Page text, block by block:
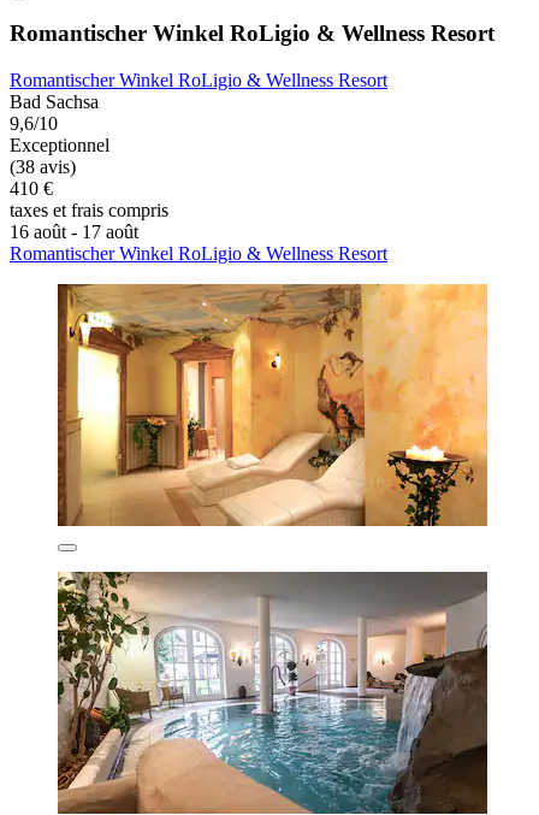
Romantischer Winkel RoLigio & Wellness Resort
Romantischer Winkel RoLigio & Wellness Resort
Bad Sachsa
9,6/10
Exceptionnel
(38 avis)
410 €
taxes et frais compris
16 août - 17 août
Romantischer Winkel RoLigio & Wellness Resort